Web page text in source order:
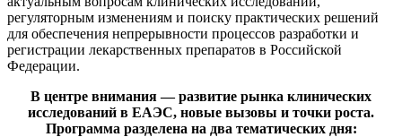
регуляторным изменениям и поиску практических решений
для обеспечения непрерывности процессов разработки и
регистрации лекарственных препаратов в Российской
Федерации.
В центре внимания — развитие рынка клинических
исследований в ЕАЭС, новые вызовы и точки роста.
Программа разделена на два тематических дня: